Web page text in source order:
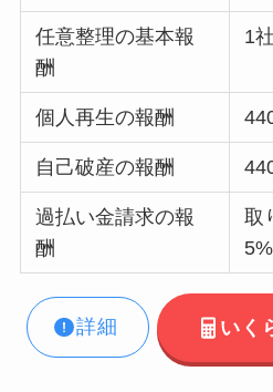
任意整理の基本報
酬
1
個人再生の報酬
自己破産の報酬
過払い金請求の報
酬
取
詳細 いく